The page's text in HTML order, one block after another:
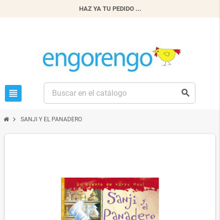
HAZ YA TU PEDIDO ...
view_headline search
chevron_right SANJI Y EL PANADERO